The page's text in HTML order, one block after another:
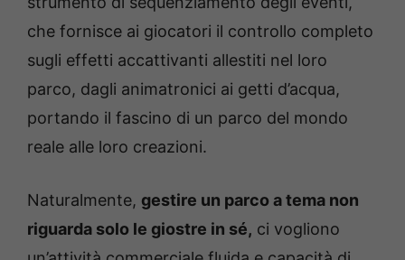
che fornisce ai giocatori il controllo completo
sugli effetti accattivanti allestiti nel loro
parco, dagli animatronici ai getti d’acqua,
portando il fascino di un parco del mondo
reale alle loro creazioni.
Naturalmente, gestire un parco a tema non
riguarda solo le giostre in sé, ci vogliono